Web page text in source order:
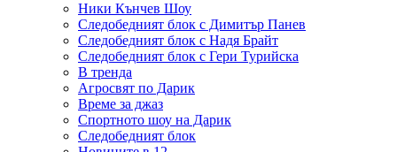
Ники Кънчев Шоу
Следобедният блок с Димитър Панев
Следобедният блок с Надя Брайт
Следобедният блок с Гери Турийска
В тренда
Агросвят по Дарик
Време за джаз
Спортното шоу на Дарик
Следобедният блок